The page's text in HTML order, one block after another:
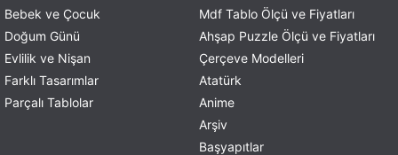
Bebek ve Çocuk
Doğum Günü
Evlilik ve Nişan
Farklı Tasarımlar
Parçalı Tablolar
Mdf Tablo Ölçü ve Fiyatları
Ahşap Puzzle Ölçü ve Fiyatları
Çerçeve Modelleri
Atatürk
Anime
Arşiv
Başyapıtlar